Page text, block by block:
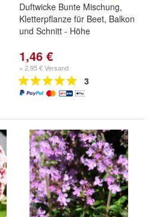
Duftwicke Bunte Mischung,
Kletterpflanze für Beet, Balkon
und Schnitt - Höhe
1,46 €
+ 2,95 € Versand
3